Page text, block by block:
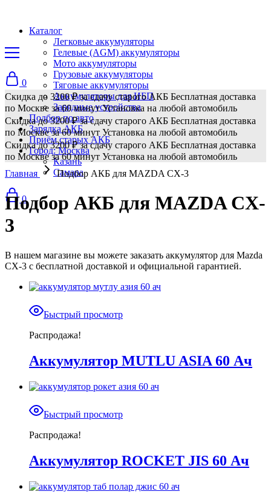
Каталог
Легковые аккумуляторы
Гелевые (AGM) аккумуляторы
Мото аккумуляторы
Грузовые аккумуляторы
Тяговые аккумуляторы
Аккумуляторы для ИБП
Зарядные устройства
Подбор по авто
Зарядка АКБ
Приём старых АКБ
Город: Москва
Казань
Самара
0
0
Скидка до 3200 ₽ за сдачу старого АКБ Бесплатная доставка
по Москве за 60 минут Установка на любой автомобиль
Скидка до 3200 ₽ за сдачу старого АКБ Бесплатная доставка
по Москве за 60 минут Установка на любой автомобиль
Скидка до 3200 ₽ за сдачу старого АКБ Бесплатная доставка
по Москве за 60 минут Установка на любой автомобиль
Главная
Подбор АКБ для MAZDA CX-3
Подбор АКБ для MAZDA CX-
3
В нашем магазине вы можете заказать аккумулятор для Mazda
CX-3 с бесплатной доставкой и официальной гарантией.
Быстрый просмотр
Распродажа!
Аккумулятор MUTLU ASIA 60 Ач
Быстрый просмотр
Распродажа!
Аккумулятор ROCKET JIS 60 Ач